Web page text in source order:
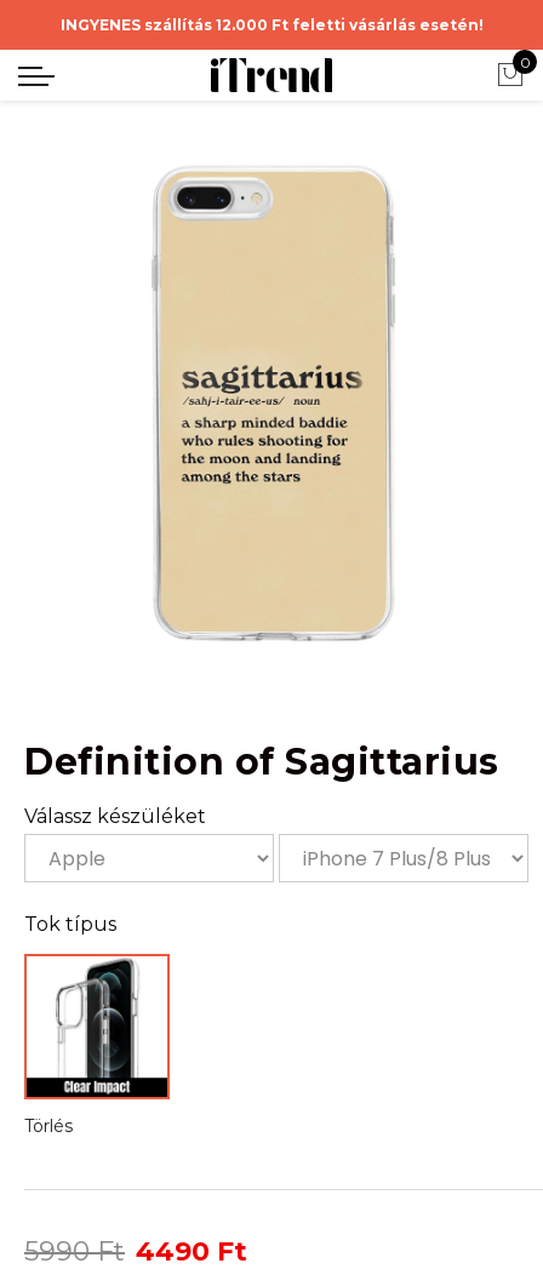
INGYENES szállítás 12.000 Ft feletti vásárlás esetén!
0
Definition of Sagittarius
Válassz készüléket
Tok típus
Törlés
5990Ft Original
4490 Ft